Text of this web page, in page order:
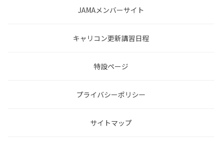
JAMAメンバーサイト
キャリコン更新講習日程
特設ページ
プライバシーポリシー
サイトマップ